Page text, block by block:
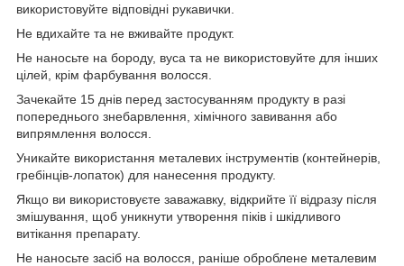
використовуйте відповідні рукавички.
Не вдихайте та не вживайте продукт.
Не наносьте на бороду, вуса та не використовуйте для інших
цілей, крім фарбування волосся.
Зачекайте 15 днів перед застосуванням продукту в разі
попереднього знебарвлення, хімічного завивання або
випрямлення волосся.
Уникайте використання металевих інструментів (контейнерів,
гребінців-лопаток) для нанесення продукту.
Якщо ви використовуєте заважавку, відкрийте її відразу після
змішування, щоб уникнути утворення піків і шкідливого
витікання препарату.
Не наносьте засіб на волосся, раніше оброблене металевим